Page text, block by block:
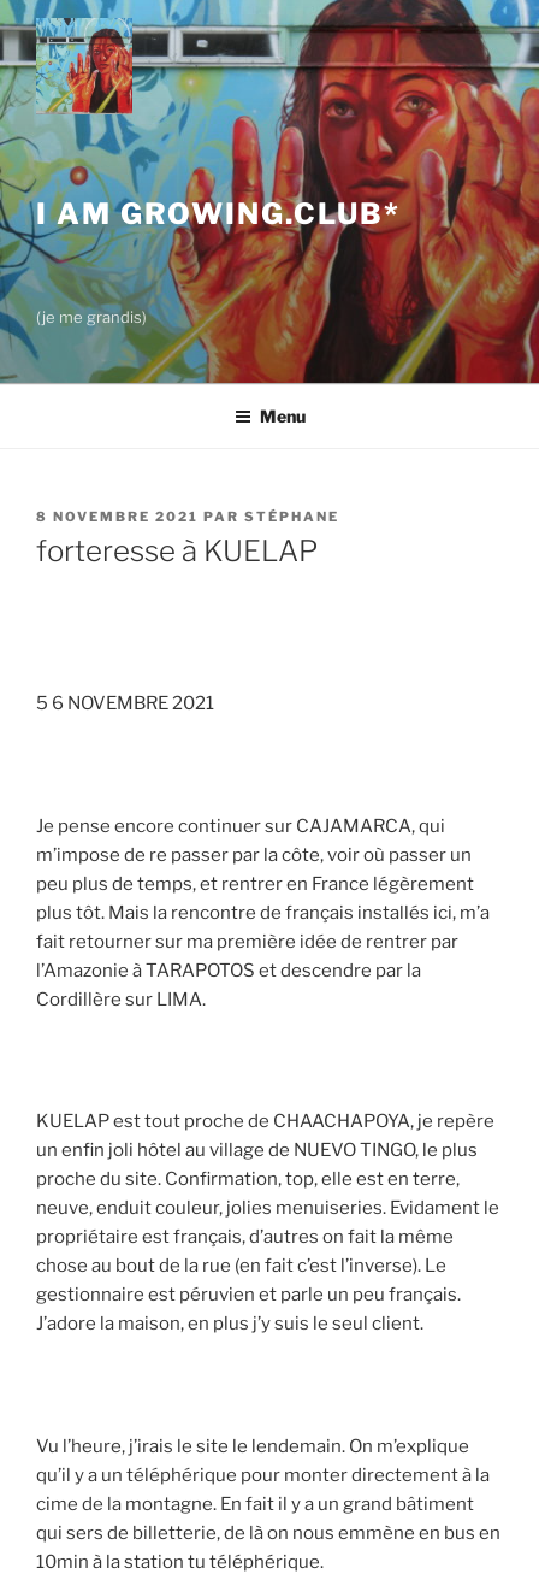
Aller
au
contenu
principal
I AM GROWING.CLUB*
(je me grandis)
Menu
PUBLIÉ
LE
8 NOVEMBRE 2021 PAR STÉPHANE
forteresse à KUELAP
5 6 NOVEMBRE 2021
Je pense encore continuer sur CAJAMARCA, qui
m’impose de re passer par la côte, voir où passer un
peu plus de temps, et rentrer en France légèrement
plus tôt. Mais la rencontre de français installés ici, m’a
fait retourner sur ma première idée de rentrer par
l’Amazonie à TARAPOTOS et descendre par la
Cordillère sur LIMA.
KUELAP est tout proche de CHAACHAPOYA, je repère
un enfin joli hôtel au village de NUEVO TINGO, le plus
proche du site. Confirmation, top, elle est en terre,
neuve, enduit couleur, jolies menuiseries. Evidament le
propriétaire est français, d’autres on fait la même
chose au bout de la rue (en fait c’est l’inverse). Le
gestionnaire est péruvien et parle un peu français.
J’adore la maison, en plus j’y suis le seul client.
Vu l’heure, j’irais le site le lendemain. On m’explique
qu’il y a un téléphérique pour monter directement à la
cime de la montagne. En fait il y a un grand bâtiment
qui sers de billetterie, de là on nous emmène en bus en
10min à la station tu téléphérique.